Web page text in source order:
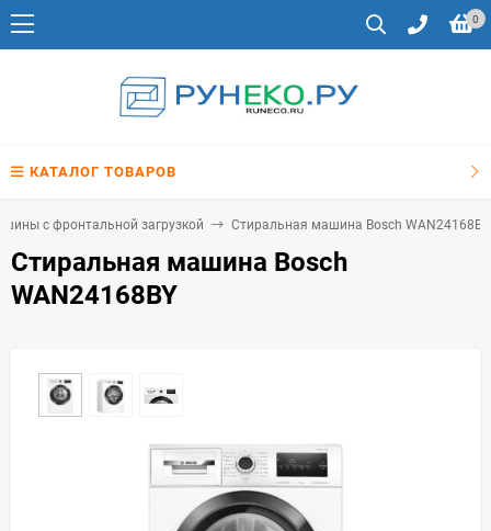
0
КАТАЛОГ ТОВАРОВ
с фронтальной загрузкой Стиральная машина Bosch WAN24168BY
Стиральная машина Bosch
WAN24168BY